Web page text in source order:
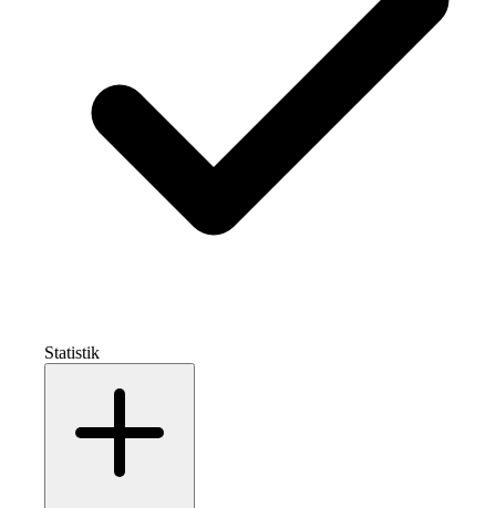
Statistik